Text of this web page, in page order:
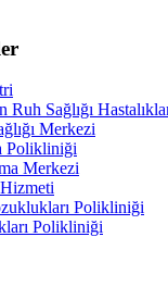
Sağlığı
Merkezi
Polikliniği
Merkezi
Polikliniği
Polikliniği